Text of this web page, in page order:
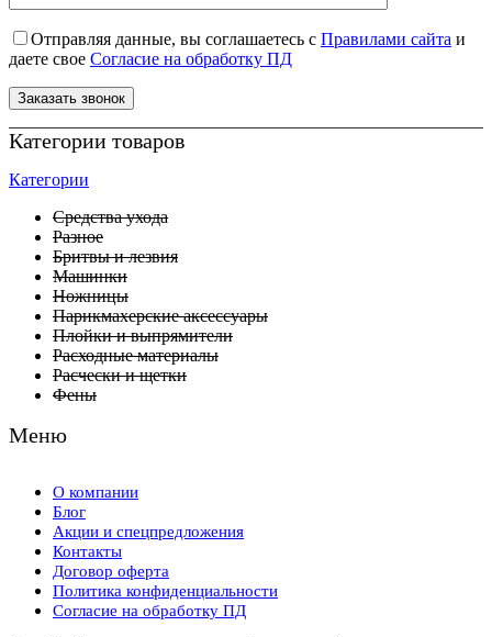
Отправляя данные, вы соглашаетесь с Правилами сайта и
даете свое Согласие на обработку ПД
Категории товаров
Категории
Средства ухода
Разное
Бритвы и лезвия
Машинки
Ножницы
Парикмахерские аксессуары
Плойки и выпрямители
Расходные материалы
Расчески и щетки
Фены
Меню
О компании
Блог
Акции и спецпредложения
Контакты
Договор оферта
Политика конфиденциальности
Согласие на обработку ПД